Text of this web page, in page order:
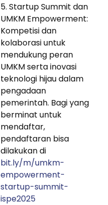
5. Startup Summit dan
UMKM Empowerment:
Kompetisi dan
kolaborasi untuk
mendukung peran
UMKM serta inovasi
teknologi hijau dalam
pengadaan
pemerintah. Bagi yang
berminat untuk
mendaftar,
pendaftaran bisa
dilakukan di
bit.ly/m/umkm-
empowerment-
startup-summit-
ispe2025